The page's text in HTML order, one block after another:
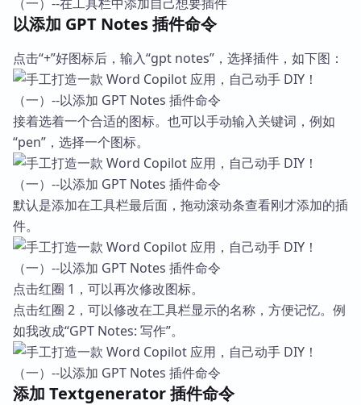
以添加 GPT Notes 插件命令
点击“+”好图标后，输入“gpt notes”，选择插件，如下图：
接着选着一个合适的图标。也可以手动输入关键词，例如
“pen”，选择一个图标。
默认是添加在工具栏最后面，拖动滚动条查看刚才添加的插
件。
点击红圈 1，可以再次修改图标。
点击红圈 2，可以修改在工具栏显示的名称，方便记忆。例
如我改成“GPT Notes: 写作”。
添加 Textgenerator 插件命令